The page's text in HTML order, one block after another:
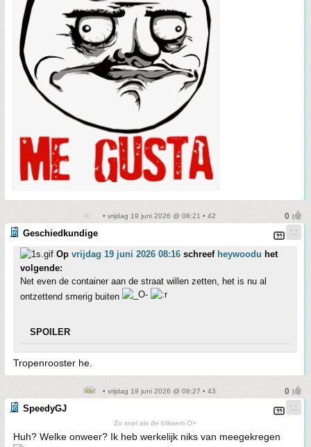
• vrijdag 19 juni 2026 @ 08:21 • 42
Geschiedkundige
Op vrijdag 19 juni 2026 08:16 schreef heywoodu het
volgende:
Net even de container aan de straat willen zetten, het is nu al
ontzettend smerig buiten
SPOILER
Tropenrooster he.
• vrijdag 19 juni 2026 @ 08:27 • 43
SpeedyGJ
Zo snel als de bliksem O+
Huh? Welke onweer? Ik heb werkelijk niks van meegekregen